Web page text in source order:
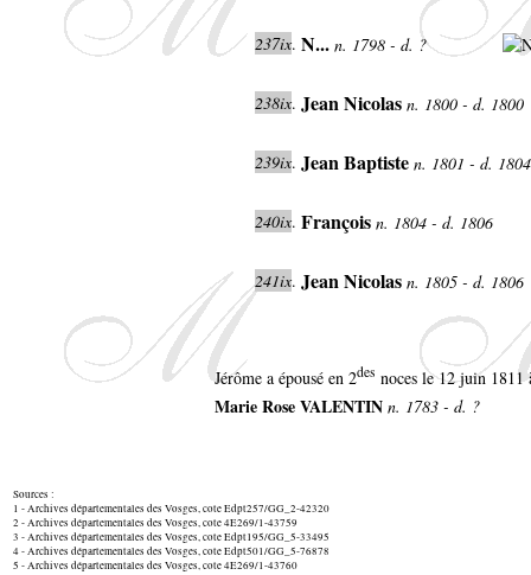
237ix. N... n. 1798 - d. ?
238ix. Jean Nicolas n. 1800 - d. 1800
239ix. Jean Baptiste n. 1801 - d.
240ix. François n. 1804 - d. 1806
241ix. Jean Nicolas n. 1805 - d. 1806
Jérôme a épousé en 2des noces le 12 juin
Marie Rose VALENTIN n. 1783 - d. ?
Sources :
1 - Archives départementales des Vosges, cote Edpt257/GG_2-42320
2 - Archives départementales des Vosges, cote 4E269/1-43759
3 - Archives départementales des Vosges, cote Edpt195/GG_5-33495
4 - Archives départementales des Vosges, cote Edpt501/GG_5-76878
5 - Archives départementales des Vosges, cote 4E269/1-43760